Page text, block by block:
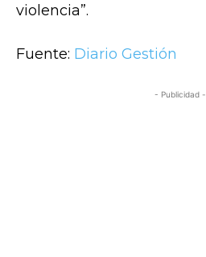
violencia”.
Fuente: Diario Gestión
- Publicidad -